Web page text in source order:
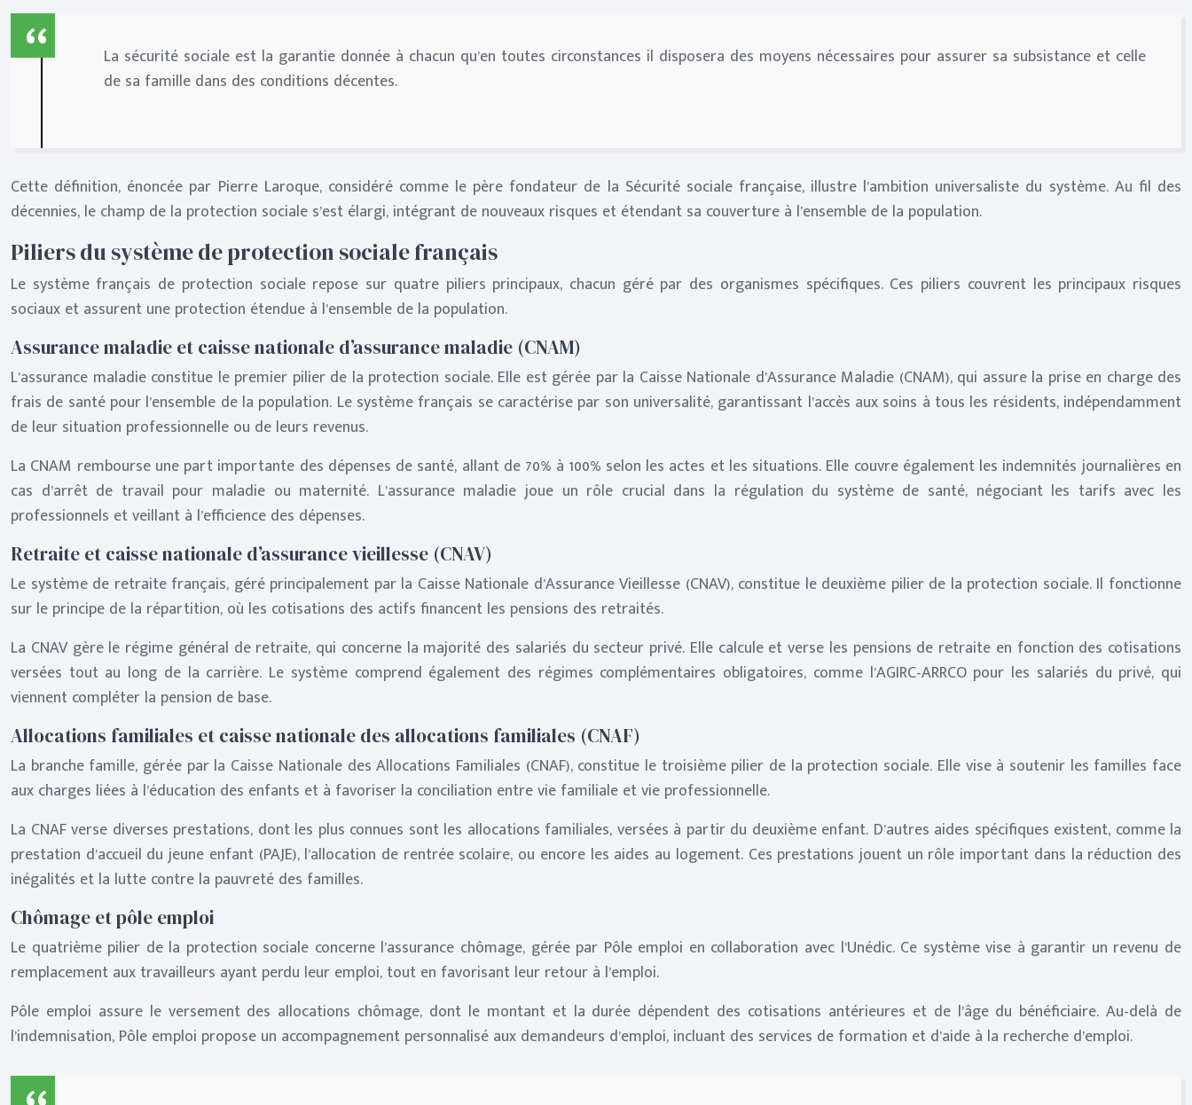
La sécurité sociale est la garantie donnée à chacun qu’en toutes circonstances il disposera des moyens nécessaires pour assurer sa subsistance et celle
de sa famille dans des conditions décentes.
Cette définition, énoncée par Pierre Laroque, considéré comme le père fondateur de la Sécurité sociale française, illustre l’ambition universaliste du système. Au fil des
décennies, le champ de la protection sociale s’est élargi, intégrant de nouveaux risques et étendant sa couverture à l’ensemble de la population.
Piliers du système de protection sociale français
Le système français de protection sociale repose sur quatre piliers principaux, chacun géré par des organismes spécifiques. Ces piliers couvrent les principaux risques
sociaux et assurent une protection étendue à l’ensemble de la population.
Assurance maladie et caisse nationale d’assurance maladie (CNAM)
L’assurance maladie constitue le premier pilier de la protection sociale. Elle est gérée par la Caisse Nationale d’Assurance Maladie (CNAM), qui assure la prise en charge des
frais de santé pour l’ensemble de la population. Le système français se caractérise par son universalité, garantissant l’accès aux soins à tous les résidents, indépendamment
de leur situation professionnelle ou de leurs revenus.
La CNAM rembourse une part importante des dépenses de santé, allant de 70% à 100% selon les actes et les situations. Elle couvre également les indemnités journalières en
cas d’arrêt de travail pour maladie ou maternité. L’assurance maladie joue un rôle crucial dans la régulation du système de santé, négociant les tarifs avec les
professionnels et veillant à l’efficience des dépenses.
Retraite et caisse nationale d’assurance vieillesse (CNAV)
Le système de retraite français, géré principalement par la Caisse Nationale d’Assurance Vieillesse (CNAV), constitue le deuxième pilier de la protection sociale. Il fonctionne
sur le principe de la répartition, où les cotisations des actifs financent les pensions des retraités.
La CNAV gère le régime général de retraite, qui concerne la majorité des salariés du secteur privé. Elle calcule et verse les pensions de retraite en fonction des cotisations
versées tout au long de la carrière. Le système comprend également des régimes complémentaires obligatoires, comme l’AGIRC-ARRCO pour les salariés du privé, qui
viennent compléter la pension de base.
Allocations familiales et caisse nationale des allocations familiales (CNAF)
La branche famille, gérée par la Caisse Nationale des Allocations Familiales (CNAF), constitue le troisième pilier de la protection sociale. Elle vise à soutenir les familles face
aux charges liées à l’éducation des enfants et à favoriser la conciliation entre vie familiale et vie professionnelle.
La CNAF verse diverses prestations, dont les plus connues sont les allocations familiales, versées à partir du deuxième enfant. D’autres aides spécifiques existent, comme la
prestation d’accueil du jeune enfant (PAJE), l’allocation de rentrée scolaire, ou encore les aides au logement. Ces prestations jouent un rôle important dans la réduction des
inégalités et la lutte contre la pauvreté des familles.
Chômage et pôle emploi
Le quatrième pilier de la protection sociale concerne l’assurance chômage, gérée par Pôle emploi en collaboration avec l’Unédic. Ce système vise à garantir un revenu de
remplacement aux travailleurs ayant perdu leur emploi, tout en favorisant leur retour à l’emploi.
Pôle emploi assure le versement des allocations chômage, dont le montant et la durée dépendent des cotisations antérieures et de l’âge du bénéficiaire. Au-delà de
l’indemnisation, Pôle emploi propose un accompagnement personnalisé aux demandeurs d’emploi, incluant des services de formation et d’aide à la recherche d’emploi.